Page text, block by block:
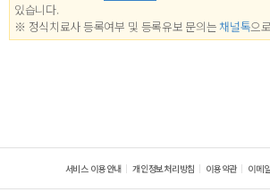
있습니다.
※ 정식치료사 등록여부 및 등록유보 문의는 채널톡으
서비스 이용안내 개인정보처리방침 이용약관 이메